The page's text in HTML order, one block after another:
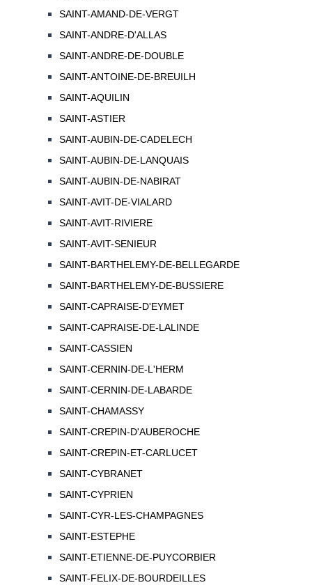
SAINT-AMAND-DE-VERGT
SAINT-ANDRE-D'ALLAS
SAINT-ANDRE-DE-DOUBLE
SAINT-ANTOINE-DE-BREUILH
SAINT-AQUILIN
SAINT-ASTIER
SAINT-AUBIN-DE-CADELECH
SAINT-AUBIN-DE-LANQUAIS
SAINT-AUBIN-DE-NABIRAT
SAINT-AVIT-DE-VIALARD
SAINT-AVIT-RIVIERE
SAINT-AVIT-SENIEUR
SAINT-BARTHELEMY-DE-BELLEGARDE
SAINT-BARTHELEMY-DE-BUSSIERE
SAINT-CAPRAISE-D'EYMET
SAINT-CAPRAISE-DE-LALINDE
SAINT-CASSIEN
SAINT-CERNIN-DE-L'HERM
SAINT-CERNIN-DE-LABARDE
SAINT-CHAMASSY
SAINT-CREPIN-D'AUBEROCHE
SAINT-CREPIN-ET-CARLUCET
SAINT-CYBRANET
SAINT-CYPRIEN
SAINT-CYR-LES-CHAMPAGNES
SAINT-ESTEPHE
SAINT-ETIENNE-DE-PUYCORBIER
SAINT-FELIX-DE-BOURDEILLES